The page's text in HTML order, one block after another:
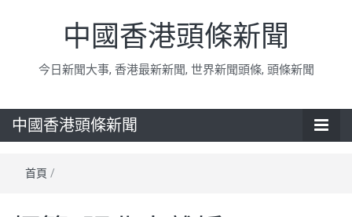
中國香港頭條新聞
今日新聞大事, 香港最新新聞, 世界新聞頭條, 頭條新聞
中國香港頭條新聞
首頁 /